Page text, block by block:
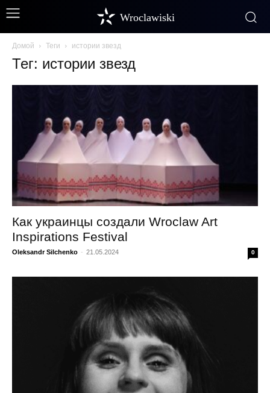
Wroclawiski
Домой Теги истории звезд
Тег: истории звезд
Как украинцы создали Wroclaw Art
Inspirations Festival
Oleksandr Silchenko - 21.05.2024 0